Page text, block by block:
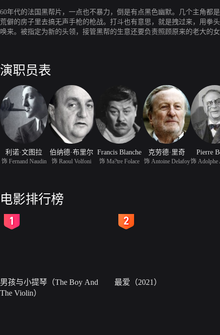
60年代的法国黑帮片，一点也不暴力，倒是有点黑色幽默。几个主角都
荒僻的房子里去搞无声手枪的枪战。打斗也有意思，就是拽过来，用拳
唤来。被指定为新的头领，接管黑帮的生意还要负责照顾原来的老大的
演职员表
利诺·文图拉
饰 Fernand Naudin
伯纳德·布里尔
饰 Raoul Volfoni
Francis Blanche
饰 Ma?tre Folace
克劳德·里奇
饰 Antoine Delafoy
Pierre
电影排行榜
男孩与小提琴（The Boy And
The Violin）
最爱（2021）